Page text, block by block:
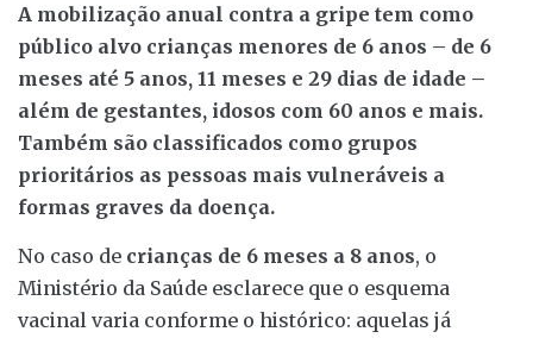
A mobilização anual contra a gripe tem como
público alvo crianças menores de 6 anos – de 6
meses até 5 anos, 11 meses e 29 dias de idade –
além de gestantes, idosos com 60 anos e mais.
Também são classificados como grupos
prioritários as pessoas mais vulneráveis a
formas graves da doença.
No caso de crianças de 6 meses a 8 anos, o
Ministério da Saúde esclarece que o esquema
vacinal varia conforme o histórico: aquelas já